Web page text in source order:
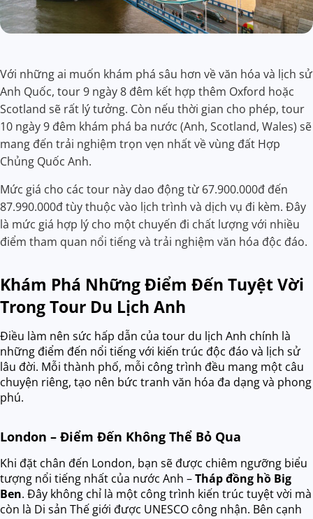
Với những ai muốn khám phá sâu hơn về văn hóa và lịch sử
Anh Quốc, tour 9 ngày 8 đêm kết hợp thêm Oxford hoặc
Scotland sẽ rất lý tưởng. Còn nếu thời gian cho phép, tour
10 ngày 9 đêm khám phá ba nước (Anh, Scotland, Wales) sẽ
mang đến trải nghiệm trọn vẹn nhất về vùng đất Hợp
Chủng Quốc Anh.
Mức giá cho các tour này dao động từ 67.900.000đ đến
87.990.000đ tùy thuộc vào lịch trình và dịch vụ đi kèm. Đây
là mức giá hợp lý cho một chuyến đi chất lượng với nhiều
điểm tham quan nổi tiếng và trải nghiệm văn hóa độc đáo.
Khám Phá Những Điểm Đến Tuyệt Vời
Trong Tour Du Lịch Anh
Điều làm nên sức hấp dẫn của tour du lịch Anh chính là
những điểm đến nổi tiếng với kiến trúc độc đáo và lịch sử
lâu đời. Mỗi thành phố, mỗi công trình đều mang một câu
chuyện riêng, tạo nên bức tranh văn hóa đa dạng và phong
phú.
London – Điểm Đến Không Thể Bỏ Qua
Khi đặt chân đến London, bạn sẽ được chiêm ngưỡng biểu
tượng nổi tiếng nhất của nước Anh –Tháp đồng hồ Big
Ben. Đây không chỉ là một công trình kiến trúc tuyệt vời mà
còn là Di sản Thế giới được UNESCO công nhận. Bên cạnh